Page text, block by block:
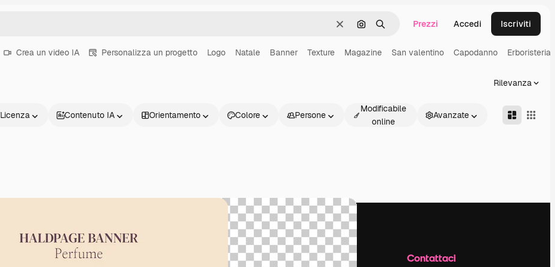
CancellaCerca per immagine
Ricerca Prezzi Accedi Iscriviti
Crea un video IA Personalizza un progetto Logo Natale Banner Texture Magazine San valentino Capodanno Erboristeria
Rilevanza
Licenza Contenuto IA Orientamento Colore Persone
Modificabile
online
Avanzate
Inizia Azienda Contattaci